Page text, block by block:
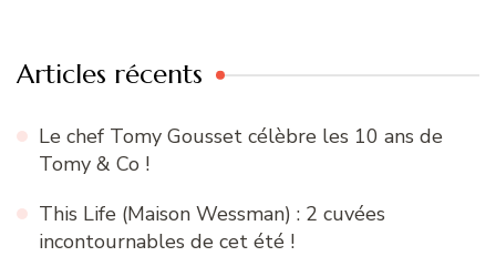
Articles récents
Le chef Tomy Gousset célèbre les 10 ans de
Tomy & Co !
This Life (Maison Wessman) : 2 cuvées
incontournables de cet été !